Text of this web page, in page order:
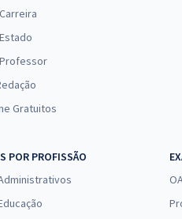
Gratuitos
POR PROFISSÃO